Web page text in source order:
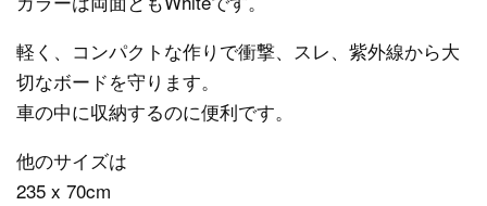
軽く、コンパクトな作りで衝撃、スレ、紫外線から大
切なボードを守ります。
車の中に収納するのに便利です。
他のサイズは
235 x 70cm